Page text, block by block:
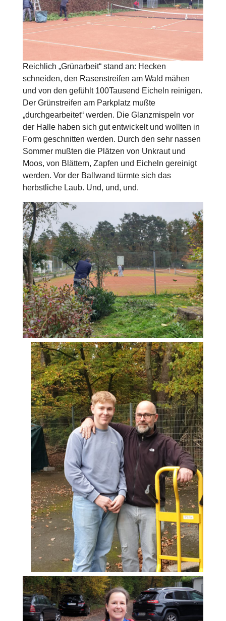
Reichlich „Grünarbeit“ stand an: Hecken
schneiden, den Rasenstreifen am Wald mähen
und von den gefühlt 100Tausend Eicheln reinigen.
Der Grünstreifen am Parkplatz mußte
„durchgearbeitet“ werden. Die Glanzmispeln vor
der Halle haben sich gut entwickelt und wollten in
Form geschnitten werden. Durch den sehr nassen
Sommer mußten die Plätzen von Unkraut und
Moos, von Blättern, Zapfen und Eicheln gereinigt
werden. Vor der Ballwand türmte sich das
herbstliche Laub. Und, und, und.